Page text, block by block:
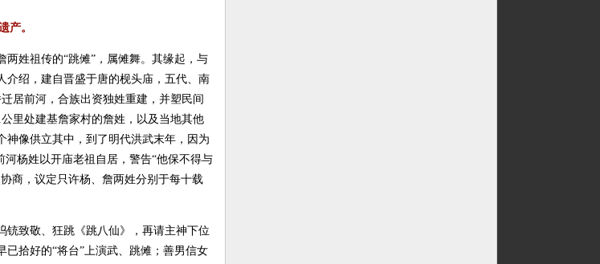
产。
两姓祖传的“跳傩”，属傩舞。其缘起，与
介绍，建自晋盛于唐的枧头庙，五代、南
居前河，合族出资独姓重建，并塑民间
里处建基詹家村的詹姓，以及当地其他
神像供立其中，到了明代洪武末年，因为
杨姓以开庙老祖自居，警告“他保不得与
商，议定只许杨、詹两姓分别于每十载
铳致敬、狂跳《跳八仙》，再请主神下位
拾好的“将台”上演武、跳傩；善男信女